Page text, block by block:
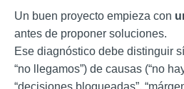
Un buen proyecto empieza con
antes de proponer soluciones.
Ese diagnóstico debe distinguir
“no llegamos”) de causas (“no
“decisiones bloqueadas”,